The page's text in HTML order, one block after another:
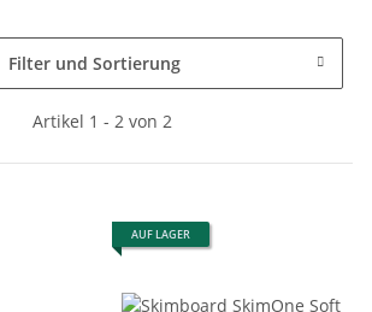
Filter und Sortierung
Artikel 1 - 2 von 2
AUF LAGER